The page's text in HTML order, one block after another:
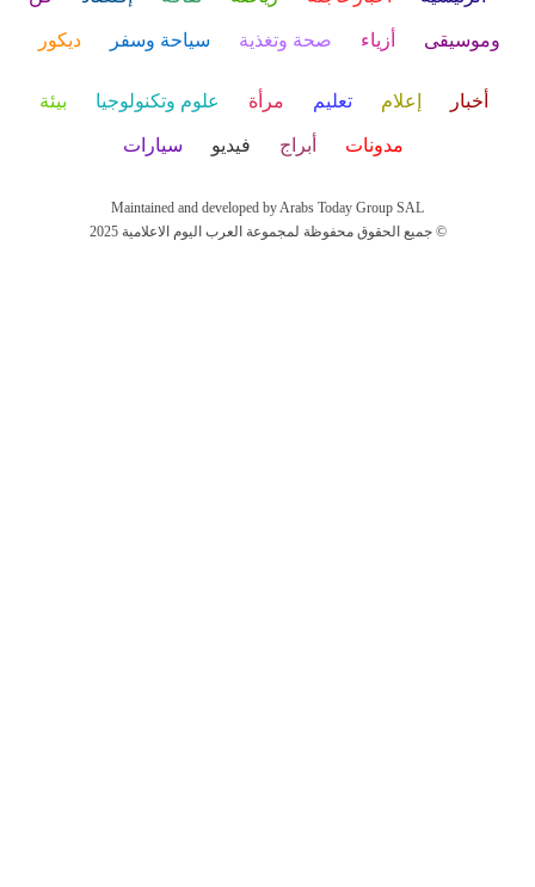
وموسيقى أزياء صحة وتغذية سياحة وسفر ديكور
أخبار إعلام تعليم مرأة علوم وتكنولوجيا بيئة
مدونات أبراج فيديو سيارات
Maintained and developed by Arabs Today Group SAL
جميع الحقوق محفوظة لمجموعة العرب اليوم الاعلامية 2025 ©